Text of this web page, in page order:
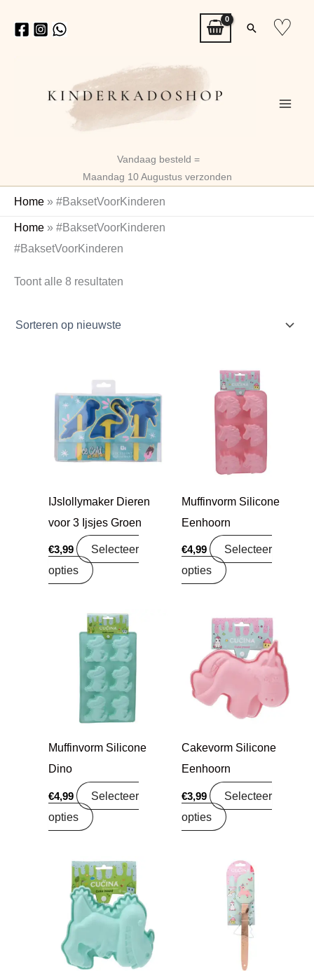
naar
Zoeken
♡
Vandaag besteld =
Maandag 10 Augustus verzonden
Home » #BaksetVoorKinderen
Home » #BaksetVoorKinderen
#BaksetVoorKinderen
Toont alle 8 resultaten
Gesorteerd
IJslollymaker Dieren
voor 3 Ijsjes Groen
€3,99
Selecteer
opties
Muffinvorm Silicone
Eenhoorn
€4,99
Selecteer
opties
Muffinvorm Silicone
Dino
€4,99
Selecteer
opties
Cakevorm Silicone
Eenhoorn
€3,99
Selecteer
opties